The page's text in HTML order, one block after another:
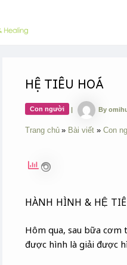
HỆ TIÊU HOÁ
Con người | By
Trang chủ Bài viết Con
HÀNH HÌNH & HỆ
Hôm qua, sau bữa cơm
được hình là giải được